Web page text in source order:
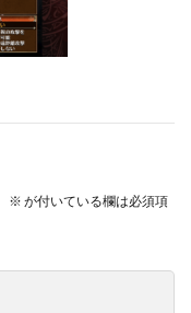
※ が付いている欄は必須項